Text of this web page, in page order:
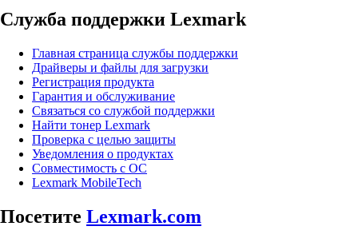
Служба поддержки Lexmark
Главная страница службы поддержки
Драйверы и файлы для загрузки
Регистрация продукта
Гарантия и обслуживание
Связаться со службой поддержки
Найти тонер Lexmark
Проверка с целью защиты
Уведомления о продуктах
Совместимость с ОС
Lexmark MobileTech
Посетите Lexmark.com